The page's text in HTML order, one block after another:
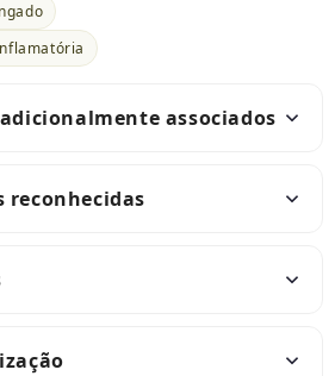
associados
reconhecidas